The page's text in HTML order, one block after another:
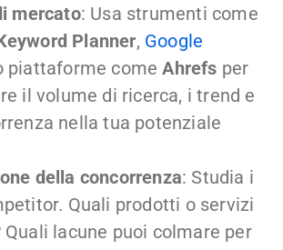
mercato: Usa strumenti come
Planner, Google
piattaforme comeAhrefs per
il volume di ricerca, i trend e
nella tua potenziale
della concorrenza: Studia i
Quali prodotti o servizi
Quali lacune puoi colmare per